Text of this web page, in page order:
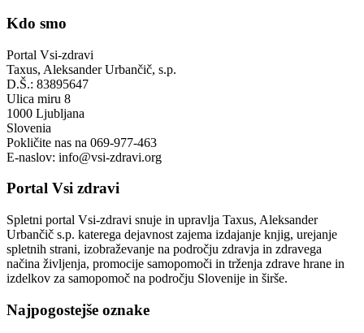
Kdo smo
Portal Vsi-zdravi
Taxus, Aleksander Urbančič, s.p.
D.Š.: 83895647
Ulica miru 8
1000 Ljubljana
Slovenia
Pokličite nas na 069-977-463
E-naslov: info@vsi-zdravi.org
Portal Vsi zdravi
Spletni portal Vsi-zdravi snuje in upravlja Taxus, Aleksander
Urbančič s.p. katerega dejavnost zajema izdajanje knjig, urejanje
spletnih strani, izobraževanje na področju zdravja in zdravega
načina življenja, promocije samopomoči in trženja zdrave hrane in
izdelkov za samopomoč na področju Slovenije in širše.
Najpogostejše oznake